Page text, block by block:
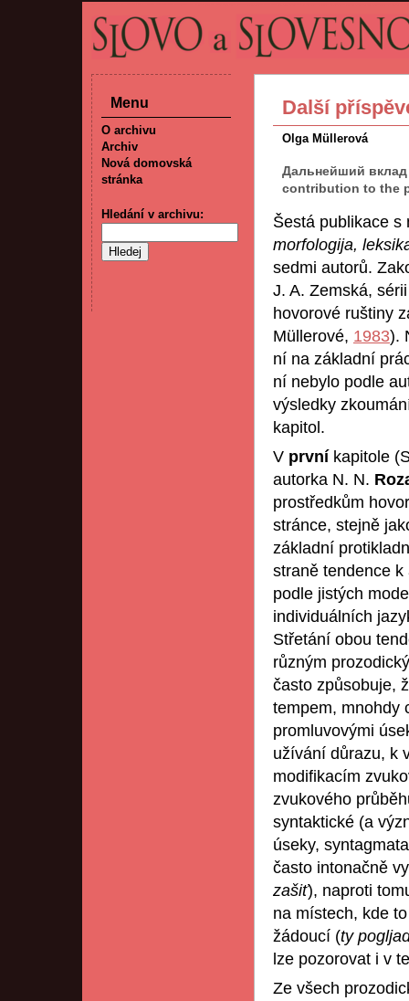
Další
Olga Müllerová
Дальнейший вклад
contribution to the
Šestá publikace
morfologija,
sedmi autorů.
J. A. Zemská,
hovorové ruštiny
Müllerové, 1983).
ní na základní
ní nebylo podle
výsledky
kapitol.
V první kapitole
autorka N. N.
prostředkům
stránce, stejně
základní
straně tendence
podle jistých
individuálních
Střetání obou
různým
často způsobuje,
tempem, mnohdy
promluvovými
užívání důrazu, k
modifikacím
zvukového
syntaktické (a
úseky,
často intonačně
zašiť), naproti
na místech, kde
žádoucí (ty
lze pozorovat i v
Ze všech
Menu
O archivu
Archiv
Nová domovská
stránka
Hledání v archivu: